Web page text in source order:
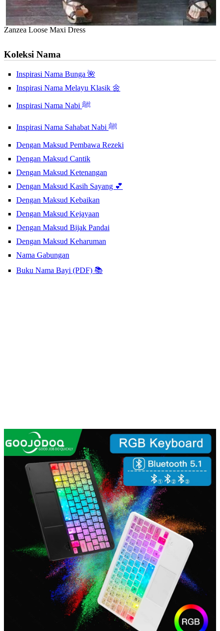
Zanzea Loose Maxi Dress
Koleksi Nama
Inspirasi Nama Bunga 🌺
Inspirasi Nama Melayu Klasik 🌼
Inspirasi Nama Nabi ﷺ
Inspirasi Nama Sahabat Nabi ﷺ
Dengan Maksud Pembawa Rezeki
Dengan Maksud Cantik
Dengan Maksud Ketenangan
Dengan Maksud Kasih Sayang 💕
Dengan Maksud Kebaikan
Dengan Maksud Kejayaan
Dengan Maksud Bijak Pandai
Dengan Maksud Keharuman
Nama Gabungan
Buku Nama Bayi (PDF) 📚